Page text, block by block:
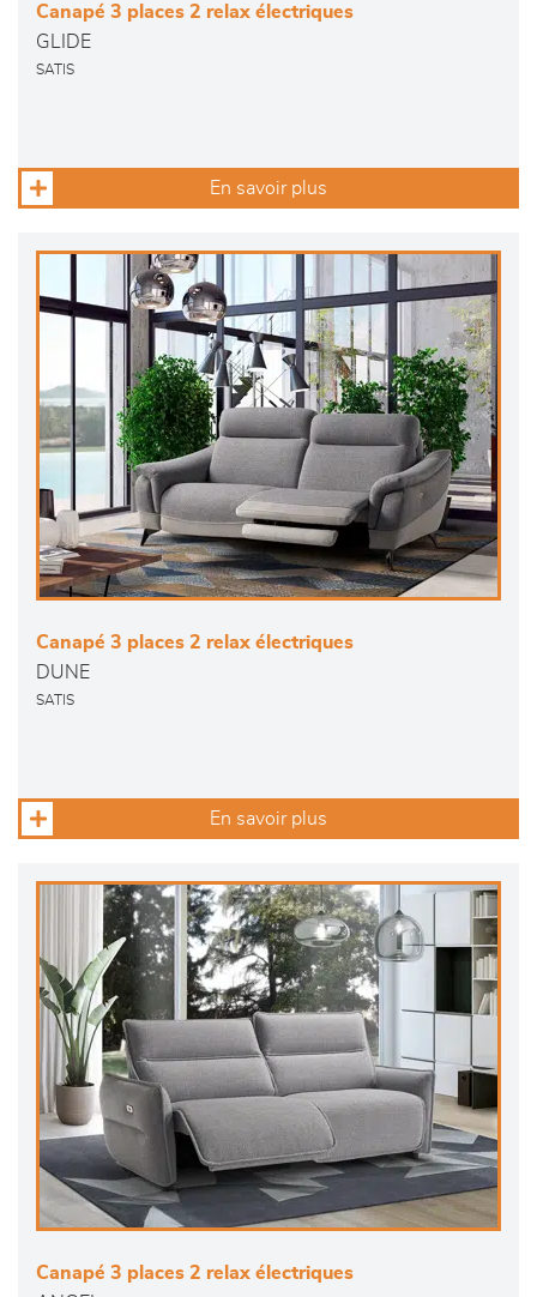
Canapé 3 places 2 relax électriques
GLIDE
SATIS
En savoir plus
Canapé 3 places 2 relax électriques
DUNE
SATIS
En savoir plus
Canapé 3 places 2 relax électriques